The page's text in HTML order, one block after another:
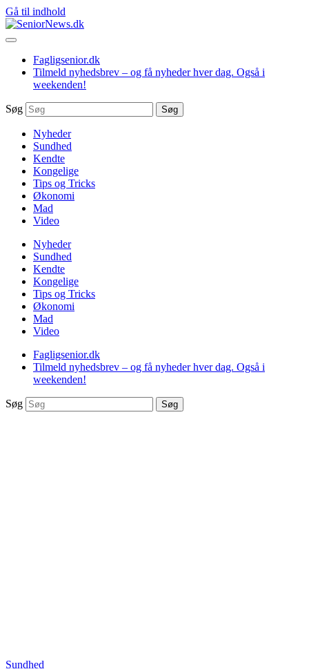
Gå til indhold
Fagligsenior.dk
Tilmeld nyhedsbrev – og få nyheder hver dag. Også i
weekenden!
Søg Søg
Nyheder
Sundhed
Kendte
Kongelige
Tips og Tricks
Økonomi
Mad
Video
Nyheder
Sundhed
Kendte
Kongelige
Tips og Tricks
Økonomi
Mad
Video
Fagligsenior.dk
Tilmeld nyhedsbrev – og få nyheder hver dag. Også i
weekenden!
Søg Søg
Sundhed